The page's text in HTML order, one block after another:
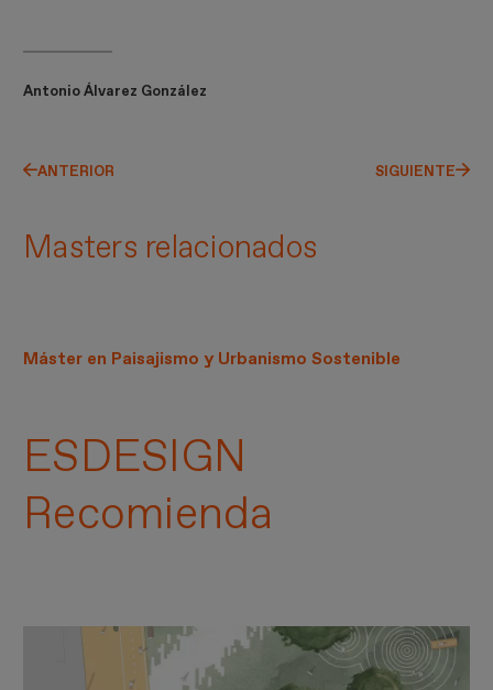
Antonio Álvarez González
ANTERIOR SIGUIENTE
Masters relacionados
Máster en Paisajismo y Urbanismo Sostenible
ESDESIGN
Recomienda